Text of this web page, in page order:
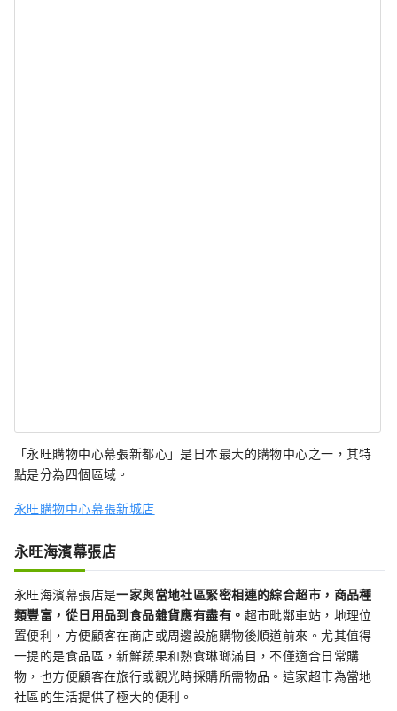
「永旺購物中心幕張新都心」是日本最大的購物中心之一，其特
點是分為四個區域。
永旺購物中心幕張新城店
永旺海濱幕張店
永旺海濱幕張店是一家與當地社區緊密相連的綜合超市，商品種
類豐富，從日用品到食品雜貨應有盡有。 超市毗鄰車站，地理位
置便利，方便顧客在商店或周邊設施購物後順道前來。尤其值得
一提的是食品區，新鮮蔬果和熟食琳瑯滿目，不僅適合日常購
物，也方便顧客在旅行或觀光時採購所需物品。這家超市為當地
社區的生活提供了極大的便利。